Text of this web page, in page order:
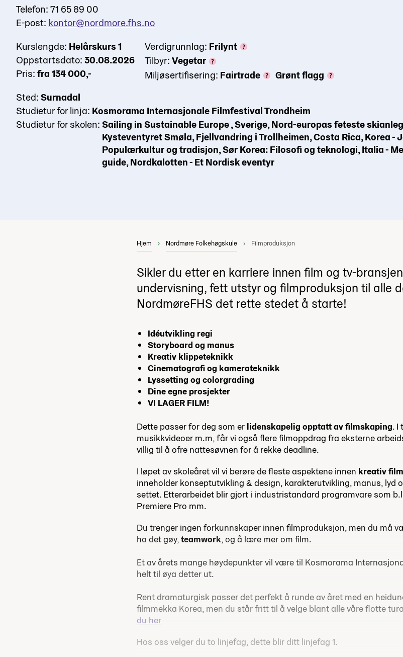
Telefon: 71 65 89 00
E-post: kontor@nordmore.fhs.no
Kurslengde: Helårskurs 1
Oppstartsdato: 30.08.2026
Pris: fra 134 000,-
Verdigrunnlag: Frilynt
Tilbyr: Vegetar
Miljøsertifisering: Fairtrade
Grønt flagg
Sted: Surnadal
Studietur for linja: Kosmorama Internasjonale Filmfestival Trondheim
Studietur for skolen: Sailing in Sustainable Europe , Sverige, Nord-europas feteste
Kysteventyret Smøla, Fjellvandring i Trollheimen, Costa Rica, Korea -
Populærkultur og tradisjon, Sør Korea: Filosofi og teknologi, Italia -
guide, Nordkalotten - Et Nordisk eventyr
Hjem Nordmøre Folkehøgskule Filmproduksjon
Sikler du etter en karriere innen film og tv-
undervisning, fett utstyr og filmproduksjon til alle
NordmøreFHS det rette stedet å starte!
Idéutvikling regi
Storyboard og manus
Kreativ klippeteknikk
Cinematografi og kamerateknikk
Lyssetting og colorgrading
Dine egne prosjekter
VI LAGER FILM!
Dette passer for deg som er lidenskapelig opptatt av filmskaping. I
musikkvideoer m.m, får vi også flere filmoppdrag fra eksterne
villig til å ofre nattesøvnen for å rekke deadline.
I løpet av skoleåret vil vi berøre de fleste aspektene innen kreativ
inneholder konseptutvikling & design, karakterutvikling, manus, lyd
settet. Etterarbeidet blir gjort i industristandard programvare som
Premiere Pro mm.
Du trenger ingen forkunnskaper innen filmproduksjon, men du må
ha det gøy,teamwork, og å lære mer om film.
Et av årets mange høydepunkter vil væretil Kosmorama
helt til øya detter ut.
Rent dramaturgisk passer det perfekt å runde av året med en
filmmekka Korea, men du står fritt til å velge blant alle våre flotte
du her
Hos oss velger du to linjefag, dette blir ditt linjefag 1.